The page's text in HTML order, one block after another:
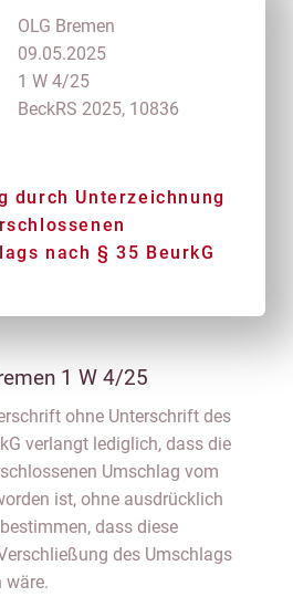
OLG Bremen
09.05.2025
1 W 4/25
BeckRS 2025, 10836
durch Unterzeichnung
nach § 35 BeurkG
1 W 4/25
ohne Unterschrift des
verlangt lediglich, dass die
Umschlag vom
ist, ohne ausdrücklich
dass diese
des Umschlags
wäre.